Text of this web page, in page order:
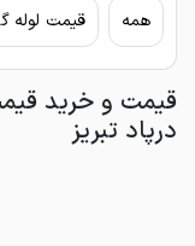
همه قیمت لوله
قیمت و خرید
درپاد تبریز